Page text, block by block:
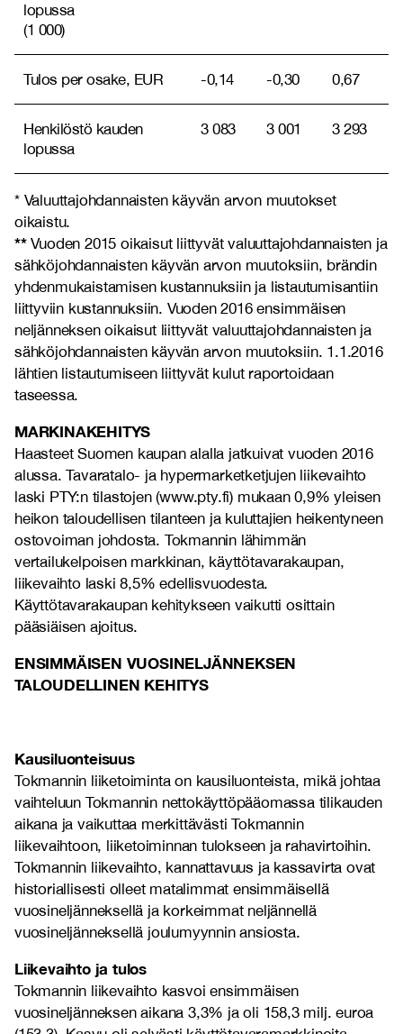
lopussa
(1 000)
Tulos per osake, EUR -0,14 -0,30 0,67
Henkilöstö kauden
lopussa
3 083 3 001 3 293
* Valuuttajohdannaisten käyvän arvon muutokset
oikaistu.
**Vuoden 2015 oikaisut liittyvät valuuttajohdannaisten ja
sähköjohdannaisten käyvän arvon muutoksiin, brändin
yhdenmukaistamisen kustannuksiin ja listautumisantiin
liittyviin kustannuksiin. Vuoden 2016 ensimmäisen
neljänneksen oikaisut liittyvät valuuttajohdannaisten ja
sähköjohdannaisten käyvän arvon muutoksiin. 1.1.2016
lähtien listautumiseen liittyvät kulut raportoidaan
taseessa.
MARKINAKEHITYS
Haasteet Suomen kaupan alalla jatkuivat vuoden 2016
alussa. Tavaratalo- ja hypermarketketjujen liikevaihto
laski PTY:n tilastojen (www.pty.fi) mukaan 0,9% yleisen
heikon taloudellisen tilanteen ja kuluttajien heikentyneen
ostovoiman johdosta. Tokmannin lähimmän
vertailukelpoisen markkinan, käyttötavarakaupan,
liikevaihto laski 8,5% edellisvuodesta.
Käyttötavarakaupan kehitykseen vaikutti osittain
pääsiäisen ajoitus.
ENSIMMÄISEN VUOSINELJÄNNEKSEN
TALOUDELLINEN KEHITYS
Kausiluonteisuus
Tokmannin liiketoiminta on kausiluonteista, mikä johtaa
vaihteluun Tokmannin nettokäyttöpääomassa tilikauden
aikana ja vaikuttaa merkittävästi Tokmannin
liikevaihtoon, liiketoiminnan tulokseen ja rahavirtoihin.
Tokmannin liikevaihto, kannattavuus ja kassavirta ovat
historiallisesti olleet matalimmat ensimmäisellä
vuosineljänneksellä ja korkeimmat neljännellä
vuosineljänneksellä joulumyynnin ansiosta.
Liikevaihto ja tulos
Tokmannin liikevaihto kasvoi ensimmäisen
vuosineljänneksen aikana 3,3% ja oli 158,3 milj. euroa